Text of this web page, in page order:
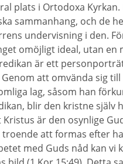
plats i Ortodoxa
sammanhang, och de
undervisning i den.
omöjligt ideal, utan en
är ett
att omvända sig
lag, såsom han
blir den kristne själv
är den osynlige
troende att formas efter
med Guds nåd kan vi